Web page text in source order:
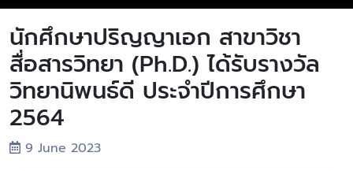
นักศึกษาปริญญาเอก สาขาวิชา
สื่อสารวิทยา (Ph.D.) ได้รับรางวัล
วิทยานิพนธ์ดี ประจำปีการศึกษา
2564
9 June 2023